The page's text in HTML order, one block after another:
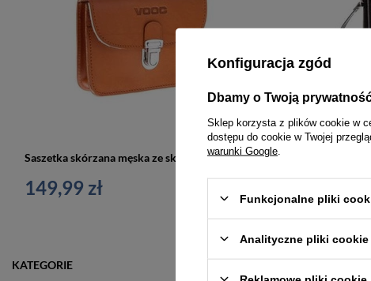
Saszetka skórzana męska ze skóry naturalnej jucht VOOC P11 nerka do paska koniakowa
149,99 zł
KATEGORIE
Konfiguracja zgód
Dbamy o Twoją
Sklep korzysta z plików cookie w
dostępu do cookie w Twojej
warunki Google
Funkcjonalne pliki
Analityczne pliki cookie